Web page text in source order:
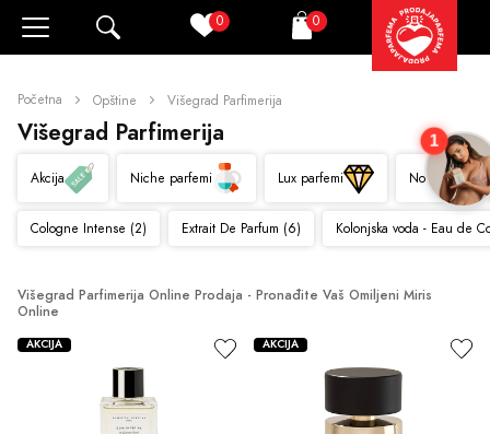
0 Korpa
0
Početna Opštine Višegrad Parfimerija
Višegrad Parfimerija
Akcija Niche parfemi Lux parfemi Novo
Cologne Intense (2) Extrait De Parfum (6) Kolonjska voda - Eau de
Višegrad Parfimerija Online Prodaja - Pronađite Vaš Omiljeni Miris
Online
AKCIJA AKCIJA
1